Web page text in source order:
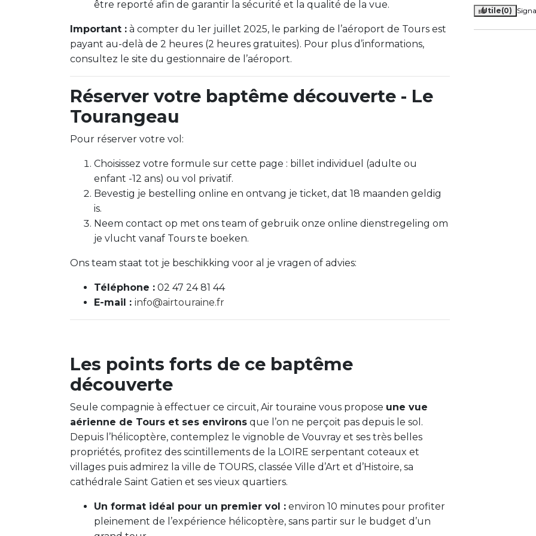
Utile(0)
être reporté afin de garantir la sécurité et la qualité de la vue.
Important : à compter du 1er juillet 2025, le parking de l’aéroport de Tours est
payant au-delà de 2 heures (2 heures gratuites). Pour plus d’informations,
consultez le site du gestionnaire de l’aéroport.
Réserver votre baptême découverte - Le
Tourangeau
Pour réserver votre vol:
Choisissez votre formule sur cette page : billet individuel (adulte ou
enfant -12 ans) ou vol privatif.
Bevestig je bestelling online en ontvang je ticket, dat 18 maanden geldig
is.
Neem contact op met ons team of gebruik onze online dienstregeling om
je vlucht vanaf Tours te boeken.
Ons team staat tot je beschikking voor al je vragen of advies:
Téléphone : 02 47 24 81 44
E-mail : info@airtouraine.fr
Les points forts de ce baptême
découverte
Seule compagnie à effectuer ce circuit, Air touraine vous propose une vue
aérienne de Tours et ses environs que l’on ne perçoit pas depuis le sol.
Depuis l’hélicoptère, contemplez le vignoble de Vouvray et ses très belles
propriétés, profitez des scintillements de la LOIRE serpentant coteaux et
villages puis admirez la ville de TOURS, classée Ville d’Art et d’Histoire, sa
cathédrale Saint Gatien et ses vieux quartiers.
Un format idéal pour un premier vol : environ 10 minutes pour profiter
pleinement de l’expérience hélicoptère, sans partir sur le budget d’un